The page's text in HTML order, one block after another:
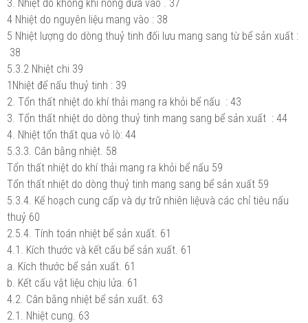
3. Nhiệt do không khí nóng đưa vào .
37
4 Nhiệt do nguyên liệu mang vào : 38
5 Nhiệt lượng do dòng thuỷ tinh đối lưu mang sang từ bể sản xuất :
38
5.3.2 Nhiệt chi 39
1Nhiệt để nấu thuỷ tinh : 39
2. Tổn thất nhiệt do khí thải mang ra khỏi bể nấu : 43
3. Tổn thất nhiệt do dòng thuỷ tinh mang sang bể sản xuất : 44
4. Nhiệt tổn thất qua vỏ lò: 44
5.3.3. Cân bằng nhiệt. 58
Tổn thất nhiệt do khí thải mang ra khỏi bể nấu 59
Tổn thất nhiệt do dòng thuỷ tinh mang sang bể sản xuất 59
5.3.4. Kế hoạch cung cấp và dự trữ nhiên liệuvà các chỉ tiêu nấu
thuỷ 60
2.5.4. Tính toán nhiệt bể sản xuất. 61
4.1. Kích thước và kết cấu bể sản xuất. 61
a. Kích thước bể sản xuất. 61
b. Kết cấu vật liệu chịu lửa. 61
4.2. Cân bằng nhiệt bể sản xuất. 63
2.1. Nhiệt cung. 63